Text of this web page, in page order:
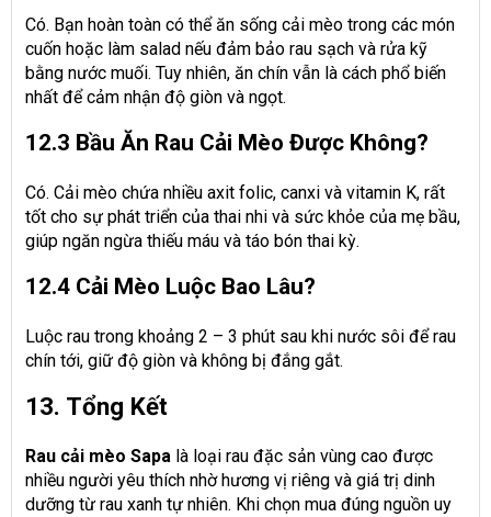
Có. Bạn hoàn toàn có thể ăn sống cải mèo trong các món
cuốn hoặc làm salad nếu đảm bảo rau sạch và rửa kỹ
bằng nước muối. Tuy nhiên, ăn chín vẫn là cách phổ biến
nhất để cảm nhận độ giòn và ngọt.
12.3 Bầu Ăn Rau Cải Mèo Được Không?
Có. Cải mèo chứa nhiều axit folic, canxi và vitamin K, rất
tốt cho sự phát triển của thai nhi và sức khỏe của mẹ bầu,
giúp ngăn ngừa thiếu máu và táo bón thai kỳ.
12.4 Cải Mèo Luộc Bao Lâu?
Luộc rau trong khoảng 2 – 3 phút sau khi nước sôi để rau
chín tới, giữ độ giòn và không bị đắng gắt.
13. Tổng Kết
Rau cải mèo Sapa là loại rau đặc sản vùng cao được
nhiều người yêu thích nhờ hương vị riêng và giá trị dinh
dưỡng từ rau xanh tự nhiên. Khi chọn mua đúng nguồn uy